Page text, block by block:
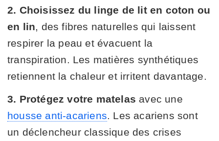
2. Choisissez du linge de lit en coton ou
en lin, des fibres naturelles qui laissent
respirer la peau et évacuent la
transpiration. Les matières synthétiques
retiennent la chaleur et irritent davantage.
3. Protégez votre matelas avec une
housse anti-acariens. Les acariens sont
un déclencheur classique des crises